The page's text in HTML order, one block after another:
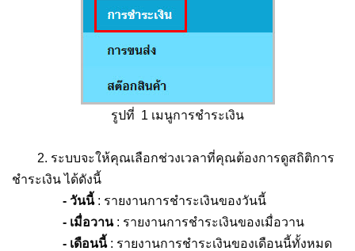
รูปที่ 1 เมนูการชำระเงิน
2. ระบบจะให้คุณเลือกช่วงเวลาที่คุณต้องการดูสถิติการ
ชำระเงิน ได้ดังนี้
- วันนี้: รายงานการชำระเงินของวันนี้
- เมื่อวาน: รายงานการชำระเงินของเมื่อวาน
- เดือนนี้: รายงานการชำระเงินของเดือนนี้ทั้งหมด